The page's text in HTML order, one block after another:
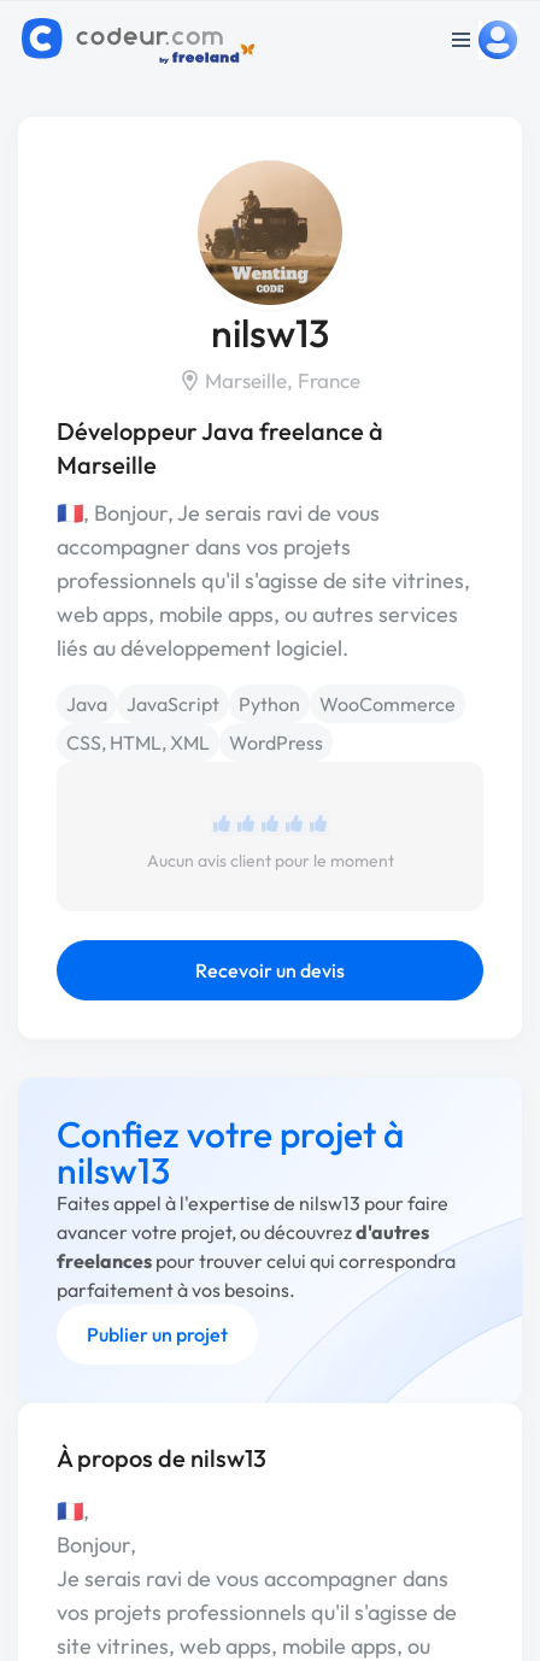
nilsw13
Marseille, France
Développeur Java freelance à
Marseille
🇫🇷, Bonjour, Je serais ravi de vous
accompagner dans vos projets
professionnels qu'il s'agisse de site vitrines,
web apps, mobile apps, ou autres services
liés au développement logiciel.
Java JavaScript Python
WooCommerce
CSS, HTML, XML
WordPress
Aucun avis client pour le moment
Recevoir un devis
Confiez votre projet à
nilsw13
Faites appel à l'expertise de nilsw13 pour faire
avancer votre projet, ou découvrezd'autres
freelances pour trouver celui qui correspondra
parfaitement à vos besoins.
Publier un projet
À propos de nilsw13
🇫🇷,
Bonjour,
Je serais ravi de vous accompagner dans
vos projets professionnels qu'il s'agisse de
site vitrines, web apps, mobile apps, ou